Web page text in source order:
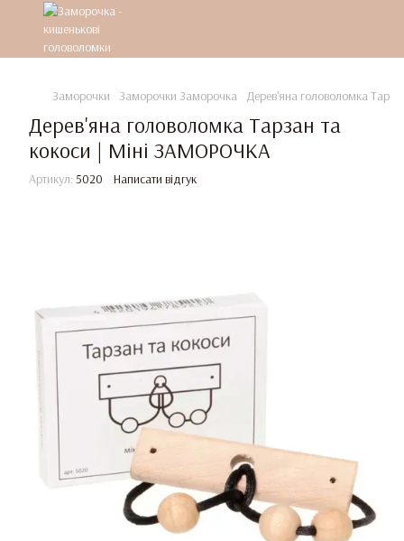
Заморочки Заморочки Заморочка Дерев'яна головоломка
Дерев'яна головоломка Тарзан та
кокоси | Міні ЗАМОРОЧКА
Артикул: 5020 Написати відгук